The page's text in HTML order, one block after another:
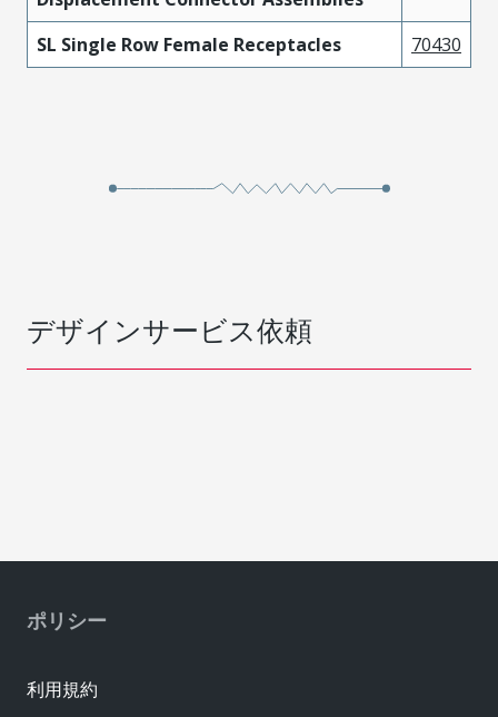
SL Single Row Female Receptacles 70430
デザインサービス依頼
ポリシー
利用規約